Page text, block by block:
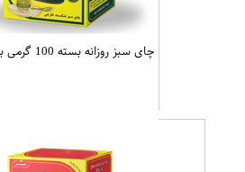
چای سبز روزانه بسته 100 گرمی برند دوغزال